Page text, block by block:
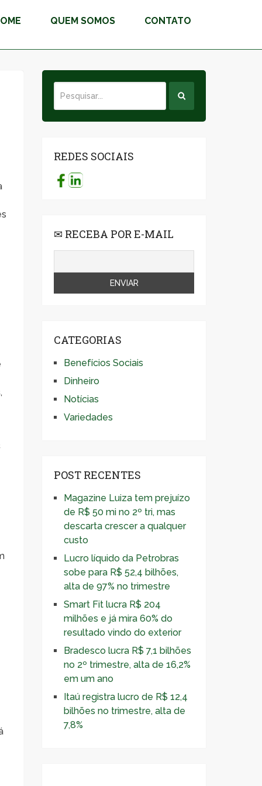
QUEM SOMOS CONTATO
REDES SOCIAIS
✉ RECEBA POR E-MAIL
CATEGORIAS
Benefícios Sociais
Dinheiro
Notícias
Variedades
POST RECENTES
Magazine Luiza tem prejuízo
de R$ 50 mi no 2º tri, mas
descarta crescer a qualquer
custo
Lucro líquido da Petrobras
sobe para R$ 52,4 bilhões,
alta de 97% no trimestre
Smart Fit lucra R$ 204
milhões e já mira 60% do
resultado vindo do exterior
Bradesco lucra R$ 7,1 bilhões
no 2º trimestre, alta de 16,2%
em um ano
Itaú registra lucro de R$ 12,4
bilhões no trimestre, alta de
7,8%